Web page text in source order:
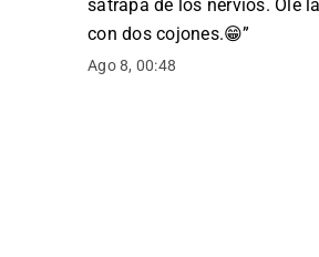
sátrapa de los nervios. Óle
con dos cojones. 😁”
Ago 8, 00:48